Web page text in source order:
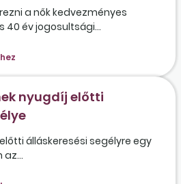
a nők kedvezményes
40 év jogosultsági...
nyugdíj előtti
álláskeresési segélyre egy